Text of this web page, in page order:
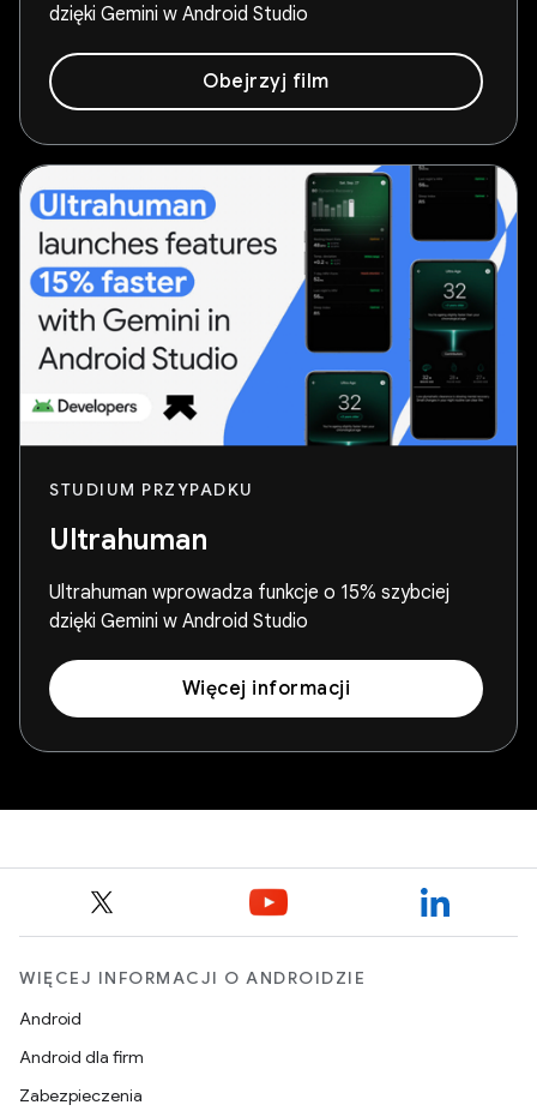
dzięki Gemini w Android Studio
Obejrzyj film
STUDIUM PRZYPADKU
Ultrahuman
Ultrahuman wprowadza funkcje o 15% szybciej
dzięki Gemini w Android Studio
Więcej informacji
WIĘCEJ INFORMACJI O ANDROIDZIE
Android
Android dla firm
Zabezpieczenia